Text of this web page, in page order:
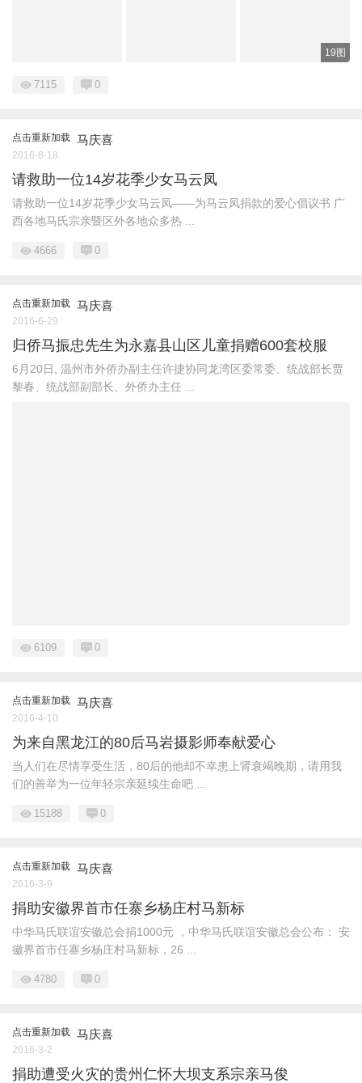
19图
7115 0
点击重新加载 马庆喜
2016-8-18
请救助一位14岁花季少女马云凤
请救助一位14岁花季少女马云凤——为马云凤捐款的爱心倡议书 广
西各地马氏宗亲暨区外各地众多热 ...
4666 0
点击重新加载 马庆喜
2016-6-29
归侨马振忠先生为永嘉县山区儿童捐赠600套校服
6月20日, 温州市外侨办副主任许捷协同龙湾区委常委、统战部长贾
黎春、统战部副部长、外侨办主任 ...
6109 0
点击重新加载 马庆喜
2016-4-10
为来自黑龙江的80后马岩摄影师奉献爱心
当人们在尽情享受生活，80后的他却不幸患上肾衰竭晚期，请用我
们的善举为一位年轻宗亲延续生命吧 ...
15188 0
点击重新加载 马庆喜
2016-3-9
捐助安徽界首市任寨乡杨庄村马新标
中华马氏联谊安徽总会捐1000元 ，中华马氏联谊安徽总会公布： 安
徽界首市任寨乡杨庄村马新标，26 ...
4780 0
点击重新加载 马庆喜
2016-3-2
捐助遭受火灾的贵州仁怀大坝支系宗亲马俊